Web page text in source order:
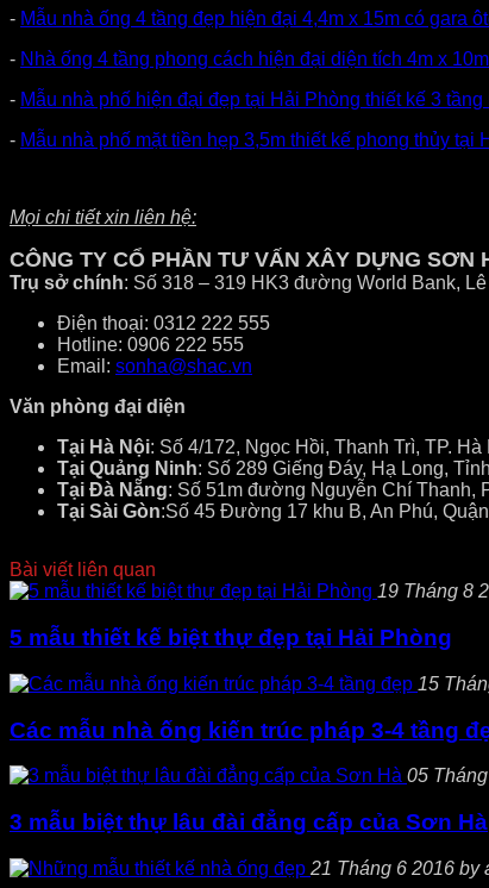
- Mẫu nhà ống 4 tầng đẹp hiện đại 4,4m x 15m có gara
- Nhà ống 4 tầng phong cách hiện đại diện tích 4m x
- Mẫu nhà phố hiện đại đẹp tại Hải Phòng thiết kế 3
- Mẫu nhà phố mặt tiền hẹp 3,5m thiết kế phong thủy
Mọi chi tiết xin liên hệ:
CÔNG TY CỔ PHẦN TƯ VẤN XÂY DỰNG SƠN
Trụ sở chính: Số 318 – 319 HK3 đường World Bank,
Điện thoại: 0312 222 555
Hotline: 0906 222 555
Email: sonha@shac.vn
Văn phòng đại diện
Tại Hà Nội: Số 4/172, Ngọc Hồi, Thanh Trì, TP. Hà
Tại Quảng Ninh: Số 289 Giếng Đáy, Hạ Long,
Tại Đà Nẵng: Số 51m đường Nguyễn Chí Thanh,
Tại Sài Gòn:Số 45 Đường 17 khu B, An Phú,
Bài viết liên quan
19 Tháng 8
5 mẫu thiết kế biệt thự đẹp tại Hải Phòng
15
Các mẫu nhà ống kiến trúc pháp 3-4 tầng
05
3 mẫu biệt thự lâu đài đẳng cấp của Sơn Hà
21 Tháng 6 2016 by